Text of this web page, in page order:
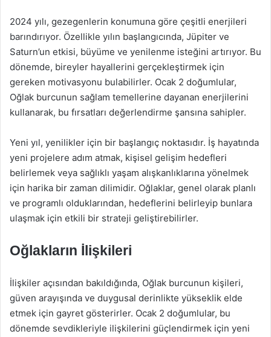
2024 yılı, gezegenlerin konumuna göre çeşitli enerjileri
barındırıyor. Özellikle yılın başlangıcında, Jüpiter ve
Saturn’un etkisi, büyüme ve yenilenme isteğini artırıyor. Bu
dönemde, bireyler hayallerini gerçekleştirmek için
gereken motivasyonu bulabilirler. Ocak 2 doğumlular,
Oğlak burcunun sağlam temellerine dayanan enerjilerini
kullanarak, bu fırsatları değerlendirme şansına sahipler.
Yeni yıl, yenilikler için bir başlangıç noktasıdır. İş hayatında
yeni projelere adım atmak, kişisel gelişim hedefleri
belirlemek veya sağlıklı yaşam alışkanlıklarına yönelmek
için harika bir zaman dilimidir. Oğlaklar, genel olarak planlı
ve programlı olduklarından, hedeflerini belirleyip bunlara
ulaşmak için etkili bir strateji geliştirebilirler.
Oğlakların İlişkileri
İlişkiler açısından bakıldığında, Oğlak burcunun kişileri,
güven arayışında ve duygusal derinlikte yükseklik elde
etmek için gayret gösterirler. Ocak 2 doğumlular, bu
dönemde sevdikleriyle ilişkilerini güçlendirmek için yeni